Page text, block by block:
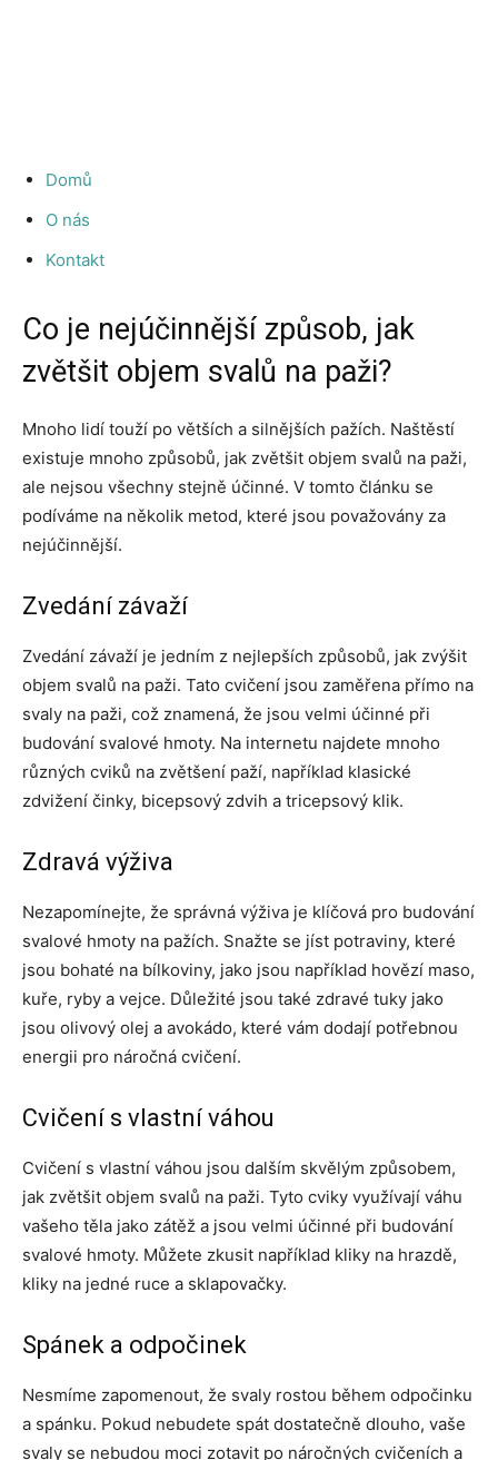
Domů
O nás
Kontakt
Co je nejúčinnější způsob, jak
zvětšit objem svalů na paži?
Mnoho lidí touží po větších a silnějších pažích. Naštěstí
existuje mnoho způsobů, jak zvětšit objem svalů na paži,
ale nejsou všechny stejně účinné. V tomto článku se
podíváme na několik metod, které jsou považovány za
nejúčinnější.
Zvedání závaží
Zvedání závaží je jedním z nejlepších způsobů, jak zvýšit
objem svalů na paži. Tato cvičení jsou zaměřena přímo na
svaly na paži, což znamená, že jsou velmi účinné při
budování svalové hmoty. Na internetu najdete mnoho
různých cviků na zvětšení paží, například klasické
zdvižení činky, bicepsový zdvih a tricepsový klik.
Zdravá výživa
Nezapomínejte, že správná výživa je klíčová pro budování
svalové hmoty na pažích. Snažte se jíst potraviny, které
jsou bohaté na bílkoviny, jako jsou například hovězí maso,
kuře, ryby a vejce. Důležité jsou také zdravé tuky jako
jsou olivový olej a avokádo, které vám dodají potřebnou
energii pro náročná cvičení.
Cvičení s vlastní váhou
Cvičení s vlastní váhou jsou dalším skvělým způsobem,
jak zvětšit objem svalů na paži. Tyto cviky využívají váhu
vašeho těla jako zátěž a jsou velmi účinné při budování
svalové hmoty. Můžete zkusit například kliky na hrazdě,
kliky na jedné ruce a sklapovačky.
Spánek a odpočinek
Nesmíme zapomenout, že svaly rostou během odpočinku
a spánku. Pokud nebudete spát dostatečně dlouho, vaše
svaly se nebudou moci zotavit po náročných cvičeních a